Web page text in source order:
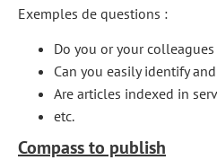
Exemples de questions :
Do you or your
Can you easily identify
Are articles indexed in
etc.
Compass to publish